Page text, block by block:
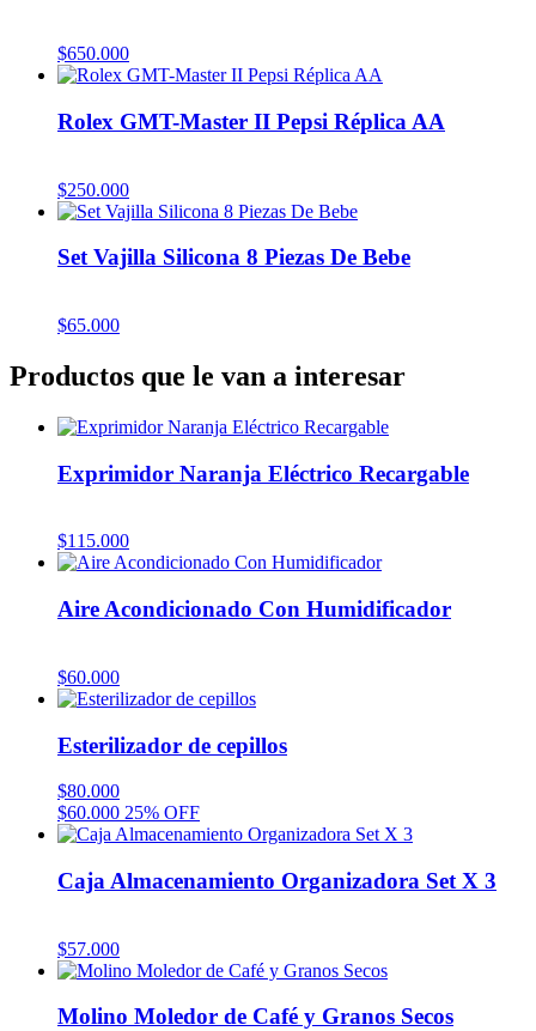
$650.000
Rolex GMT-Master II Pepsi Réplica AA
$250.000
Set Vajilla Silicona 8 Piezas De Bebe
$65.000
Productos que le van a interesar
Exprimidor Naranja Eléctrico Recargable
$115.000
Aire Acondicionado Con Humidificador
$60.000
Esterilizador de cepillos
$80.000
$60.000 25% OFF
Caja Almacenamiento Organizadora Set X 3
$57.000
Molino Moledor de Café y Granos Secos